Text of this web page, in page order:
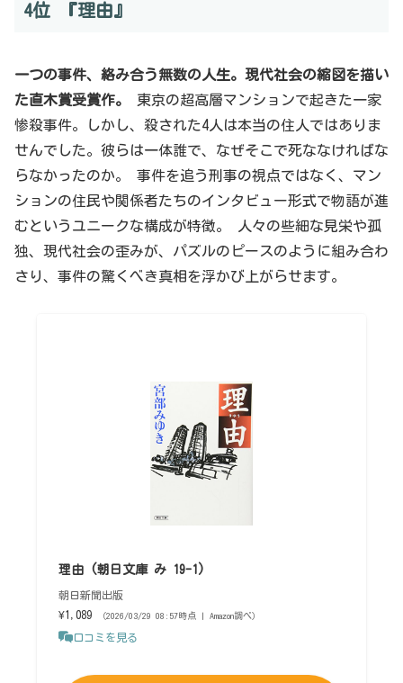
4位 『理由』
一つの事件、絡み合う無数の人生。現代社会の縮図を描い
た直木賞受賞作。
東京の超高層マンションで起きた一家
惨殺事件。しかし、殺された4人は本当の住人ではありま
せんでした。彼らは一体誰で、なぜそこで死ななければな
らなかったのか。 事件を追う刑事の視点ではなく、マン
ションの住民や関係者たちのインタビュー形式で物語が進
むというユニークな構成が特徴。 人々の些細な見栄や孤
独、現代社会の歪みが、パズルのピースのように組み合わ
さり、事件の驚くべき真相を浮かび上がらせます。
理由 (朝日文庫 み 19-1)
朝日新聞出版
¥1,089
（2026/03/29 08:57時点 | Amazon調べ）
口コミを見る